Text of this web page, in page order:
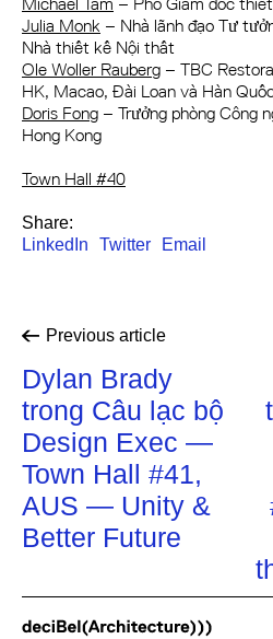
Julia Monk – Nhà lãnh đạo Tư
Nhà thiết kế Nội thất
Ole Woller Rauberg – TBC
HK, Macao, Đài Loan và Hàn
Doris Fong – Trưởng phòng Công
Hong Kong
Town Hall #40
Share:
LinkedIn
Twitter Email
Previous article
Dylan Brady
trong Câu lạc bộ
Design Exec —
Town Hall #41,
AUS — Unity &
Better Future